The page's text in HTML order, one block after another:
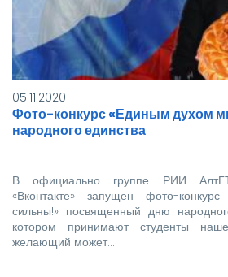
05.11.2020
Фото-конкурс «Единым духом
народного единства
В официально группе РИИ
«Вконтакте» запущен фото-
сильны!» посвященный дню
котором принимают студенты
желающий может…